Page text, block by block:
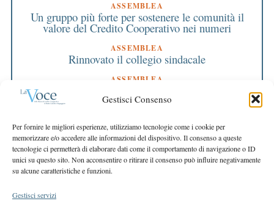
Gestisci Consenso
Per fornire le migliori esperienze, utilizziamo tecnologie come i cookie per
memorizzare e/o accedere alle informazioni del dispositivo. Il consenso a queste
tecnologie ci permetterà di elaborare dati come il comportamento di navigazione o ID
unici su questo sito. Non acconsentire o ritirare il consenso può influire negativamente
su alcune caratteristiche e funzioni.
Gestisci servizi
ASSEMBLEA
Un gruppo più forte per sostenere le comunità il
valore del Credito Cooperativo nei numeri
ASSEMBLEA
Rinnovato il collegio sindacale
ASSEMBLEA
Bilancio approvato all’unanimità e 2 milioni
destinati al territorio
EDITORIALE DIRETTORE
Crescere restando riconoscibili
EDITORIALE PRESIDENTE
Costruire futuro insieme